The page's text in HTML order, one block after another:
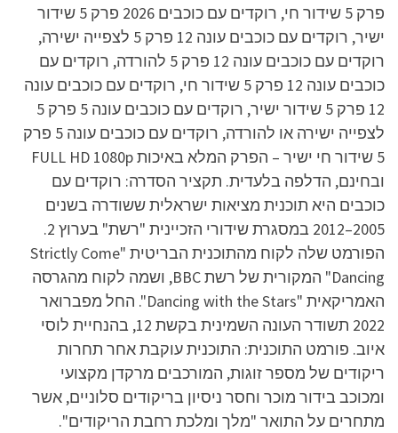
פרק 5 שידור חי, רוקדים עם כוכבים 2026 פרק 5 שידור
ישיר, רוקדים עם כוכבים עונה 12 פרק 5 לצפייה ישירה,
רוקדים עם כוכבים עונה 12 פרק 5 להורדה, רוקדים עם
כוכבים עונה 12 פרק 5 שידור חי, רוקדים עם כוכבים עונה
12 פרק 5 שידור ישיר, רוקדים עם כוכבים עונה 5 פרק 5
לצפייה ישירה או להורדה, רוקדים עם כוכבים עונה 5 פרק
5 שידור חי ישיר – הפרק המלא באיכות FULL HD 1080p
ובחינם, הדלפה בלעדית. תקציר הסדרה: רוקדים עם
כוכבים היא תוכנית מציאות ישראלית ששודרה בשנים
2005–2012 במסגרת שידורי הזכיינית "רשת" בערוץ 2.
הפורמט שלה לקוח מהתוכנית הבריטית "Strictly Come
Dancing" המקורית של רשת BBC, ושמה לקוח מהגרסה
האמריקאית "Dancing with the Stars". החל מפברואר
2022 תשודר העונה השמינית בקשת 12, בהנחיית לוסי
איוב. פורמט התוכנית: התוכנית עוקבת אחר תחרות
ריקודים של מספר זוגות, המורכבים מרקדן מקצועי
ומכוכב בידור מוכר וחסר ניסיון בריקודים סלוניים, אשר
מתחרים על התואר "מלך ומלכת רחבת הריקודים".